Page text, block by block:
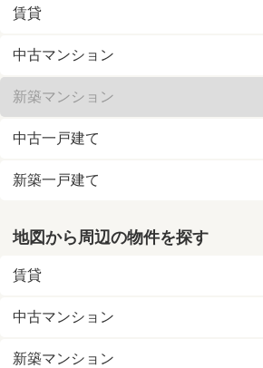
賃貸
中古マンション
新築マンション
中古一戸建て
新築一戸建て
地図から周辺の物件を探す
賃貸
中古マンション
新築マンション